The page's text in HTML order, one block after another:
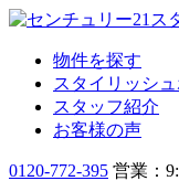
物件を探す
スタイリッシ
スタッフ紹介
お客様の声
0120-772-395 営業：